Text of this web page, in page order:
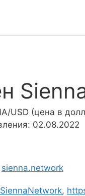
USD (цена в
02.08.2022
sienna.network
,